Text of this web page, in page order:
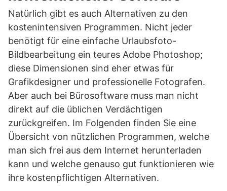
Natürlich gibt es auch Alternativen zu den
kostenintensiven Programmen. Nicht jeder
benötigt für eine einfache Urlaubsfoto-
Bildbearbeitung ein teures Adobe Photoshop;
diese Dimensionen sind eher etwas für
Grafikdesigner und professionelle Fotografen.
Aber auch bei Bürosoftware muss man nicht
direkt auf die üblichen Verdächtigen
zurückgreifen. Im Folgenden finden Sie eine
Übersicht von nützlichen Programmen, welche
man sich frei aus dem Internet herunterladen
kann und welche genauso gut funktionieren wie
ihre kostenpflichtigen Alternativen.